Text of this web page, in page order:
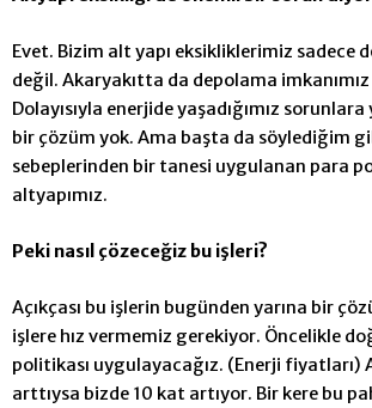
Evet. Bizim alt yapı eksikliklerimiz sadece
değil. Akaryakıtta da depolama imkanımız
Dolayısıyla enerjide yaşadığımız
bir çözüm yok. Ama başta da söylediğim
sebeplerinden bir tanesi uygulanan para
altyapımız.
Peki nasıl çözeceğiz bu iş leri?
Açıkçası bu işlerin bugünden yarına bir
işlere hız vermemiz gerekiyor. Öncelikle
politikası uygulayacağız. (Enerji fiyatları)
arttıysa bizde 10 kat artıyor. Bir kere bu